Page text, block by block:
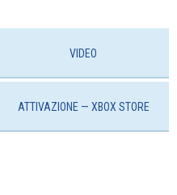
VIDEO
ATTIVAZIONE — ХBOX STORE